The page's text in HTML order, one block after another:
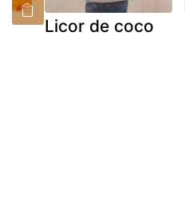
Licor de coco